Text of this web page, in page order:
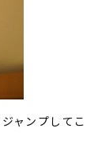
ャンプしてこ